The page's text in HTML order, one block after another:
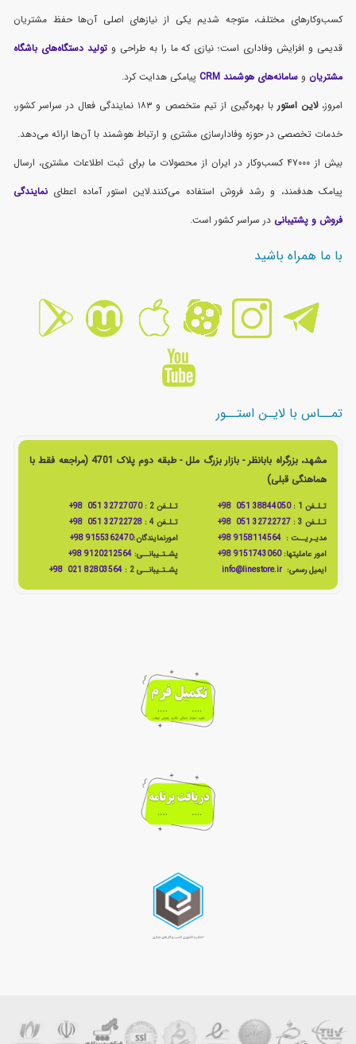
کسب‌وکارهای مختلف، متوجه شدیم یکی از نیازهای اصلی آن‌ها حفظ مشتریان
قدیمی و افزایش وفاداری است؛ نیازی که ما را به طراحی وتولید دستگاه‌های باشگاه
مشتریان وسامانه‌های هوشمند CRM
پیامکی هدایت کرد.
امروز،لاین استور
با بهره‌گیری از تیم متخصص و ۱۸۳ نمایندگی فعال در سراسر کشور،
خدمات تخصصی در حوزه وفادارسازی مشتری و ارتباط هوشمند با آن‌ها ارائه می‌دهد.
بیش از ۴۷۰۰۰ کسب‌وکار در ایران از محصولات ما برای ثبت اطلاعات مشتری، ارسال
پیامک هدفمند، و رشد فروش استفاده می‌کنند.لاین استور آماده اعطای نمایندگی
فروش و پشتیبانی در سراسر کشور است.
با ما همراه باشید
تمــاس با لایـن استــور
مشهد، بزرگراه بابانظر - بازار بزرگ ملل - طبقه دوم پلاک 4701 (مراجعه فقط با
هماهنگی قبلی)
تـلـفن 1 : 38844050 051 98+ تـلـفن 2 :
32727070 051 98+
تـلـفن 3 :
32722727 051 98+ تـلـفن 4 :
32722728 051 98+
مدیـریــت :9158114564 98+ امورنمایندگان:9155362470 98+
امور عاملیتها:9151743060 98+ پشـتـیبانــی: 9120212564 98+
ایمیل رسمی: info@linestore.ir پشـتـیبانــی 2 : 82803564 021 98+